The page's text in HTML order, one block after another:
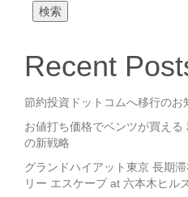
検索
Recent
節約投資ドットコムへ移行のお
お値打ち価格でベンツが買え
の新戦略
グランドハイアット東京 長期
リー エスケープ at 六本木ヒル